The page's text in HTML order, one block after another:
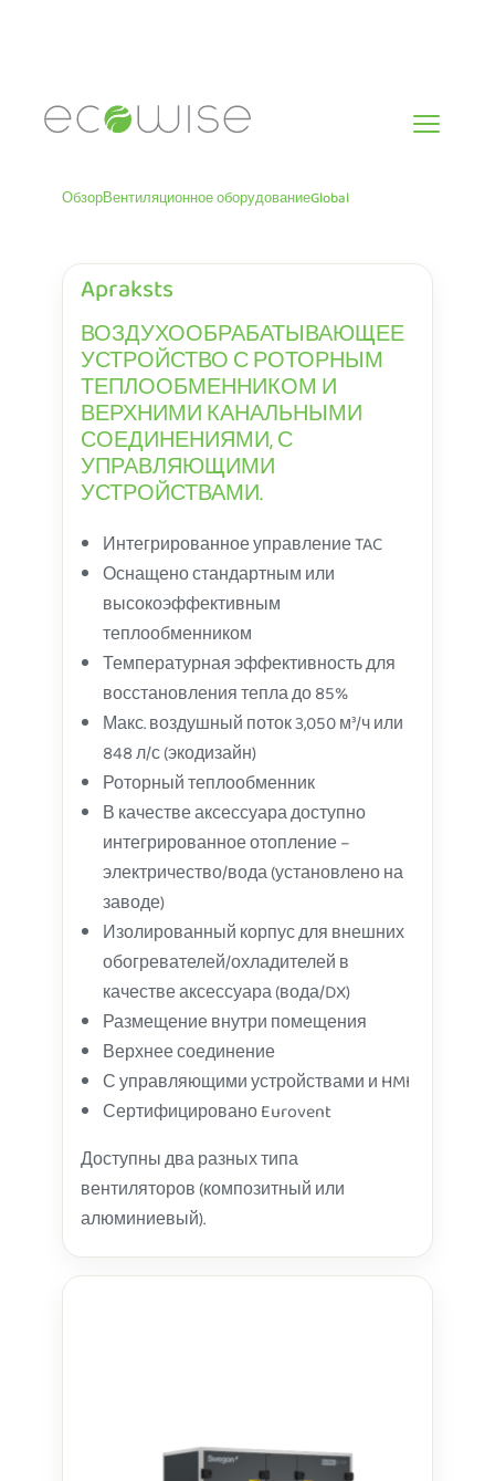
content
ОбзорВентиляционное оборудованиеGlobal
Apraksts
ВОЗДУХООБРАБАТЫВАЮЩЕЕ
УСТРОЙСТВО С РОТОРНЫМ
ТЕПЛООБМЕННИКОМ И
ВЕРХНИМИ КАНАЛЬНЫМИ
СОЕДИНЕНИЯМИ, С
УПРАВЛЯЮЩИМИ
УСТРОЙСТВАМИ.
Интегрированное управление TAC
Оснащено стандартным или
высокоэффективным
теплообменником
Температурная эффективность для
восстановления тепла до 85%
Макс. воздушный поток 3,050 м³/ч или
848 л/с (экодизайн)
Роторный теплообменник
В качестве аксессуара доступно
интегрированное отопление –
электричество/вода (установлено на
заводе)
Изолированный корпус для внешних
обогревателей/охладителей в
качестве аксессуара (вода/DX)
Размещение внутри помещения
Верхнее соединение
С управляющими устройствами и HMI
Сертифицировано Eurovent
Доступны два разных типа
вентиляторов (композитный или
алюминиевый).